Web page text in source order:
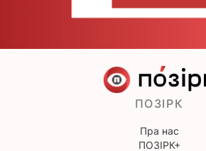
ПОЗІРК
Пра нас
ПОЗІРК+